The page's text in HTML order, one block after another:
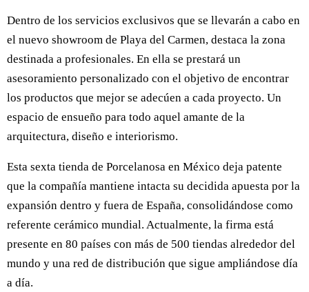
Dentro de los servicios exclusivos que se llevarán a cabo en
el nuevo showroom de Playa del Carmen, destaca la zona
destinada a profesionales. En ella se prestará un
asesoramiento personalizado con el objetivo de encontrar
los productos que mejor se adecúen a cada proyecto. Un
espacio de ensueño para todo aquel amante de la
arquitectura, diseño e interiorismo.
Esta sexta tienda de Porcelanosa en México deja patente
que la compañía mantiene intacta su decidida apuesta por la
expansión dentro y fuera de España, consolidándose como
referente cerámico mundial. Actualmente, la firma está
presente en 80 países con más de 500 tiendas alrededor del
mundo y una red de distribución que sigue ampliándose día
a día.